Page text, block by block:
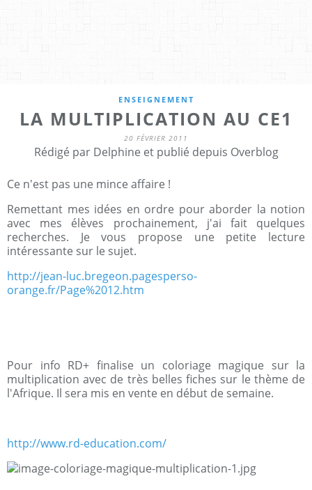
ENSEIGNEMENT
LA MULTIPLICATION AU CE1
20 FÉVRIER 2011
Rédigé par Delphine et publié depuis Overblog
Ce n'est pas une mince affaire !
Remettant mes idées en ordre pour aborder la notion
avec mes élèves prochainement, j'ai fait quelques
recherches. Je vous propose une petite lecture
intéressante sur le sujet.
http://jean-luc.bregeon.pagesperso-
orange.fr/Page%2012.htm
Pour info RD+ finalise un coloriage magique sur la
multiplication avec de très belles fiches sur le thème de
l'Afrique. Il sera mis en vente en début de semaine.
http://www.rd-education.com/